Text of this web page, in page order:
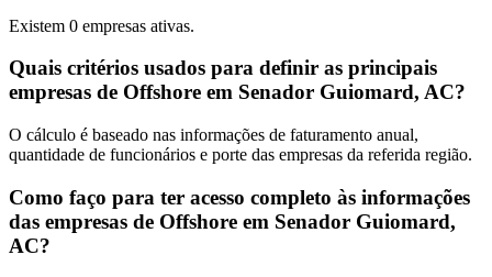
Existem 0 empresas ativas.
Quais critérios usados para definir as principais
empresas de Offshore em Senador Guiomard, AC?
O cálculo é baseado nas informações de faturamento anual,
quantidade de funcionários e porte das empresas da referida região.
Como faço para ter acesso completo às informações
das empresas de Offshore em Senador Guiomard,
AC?